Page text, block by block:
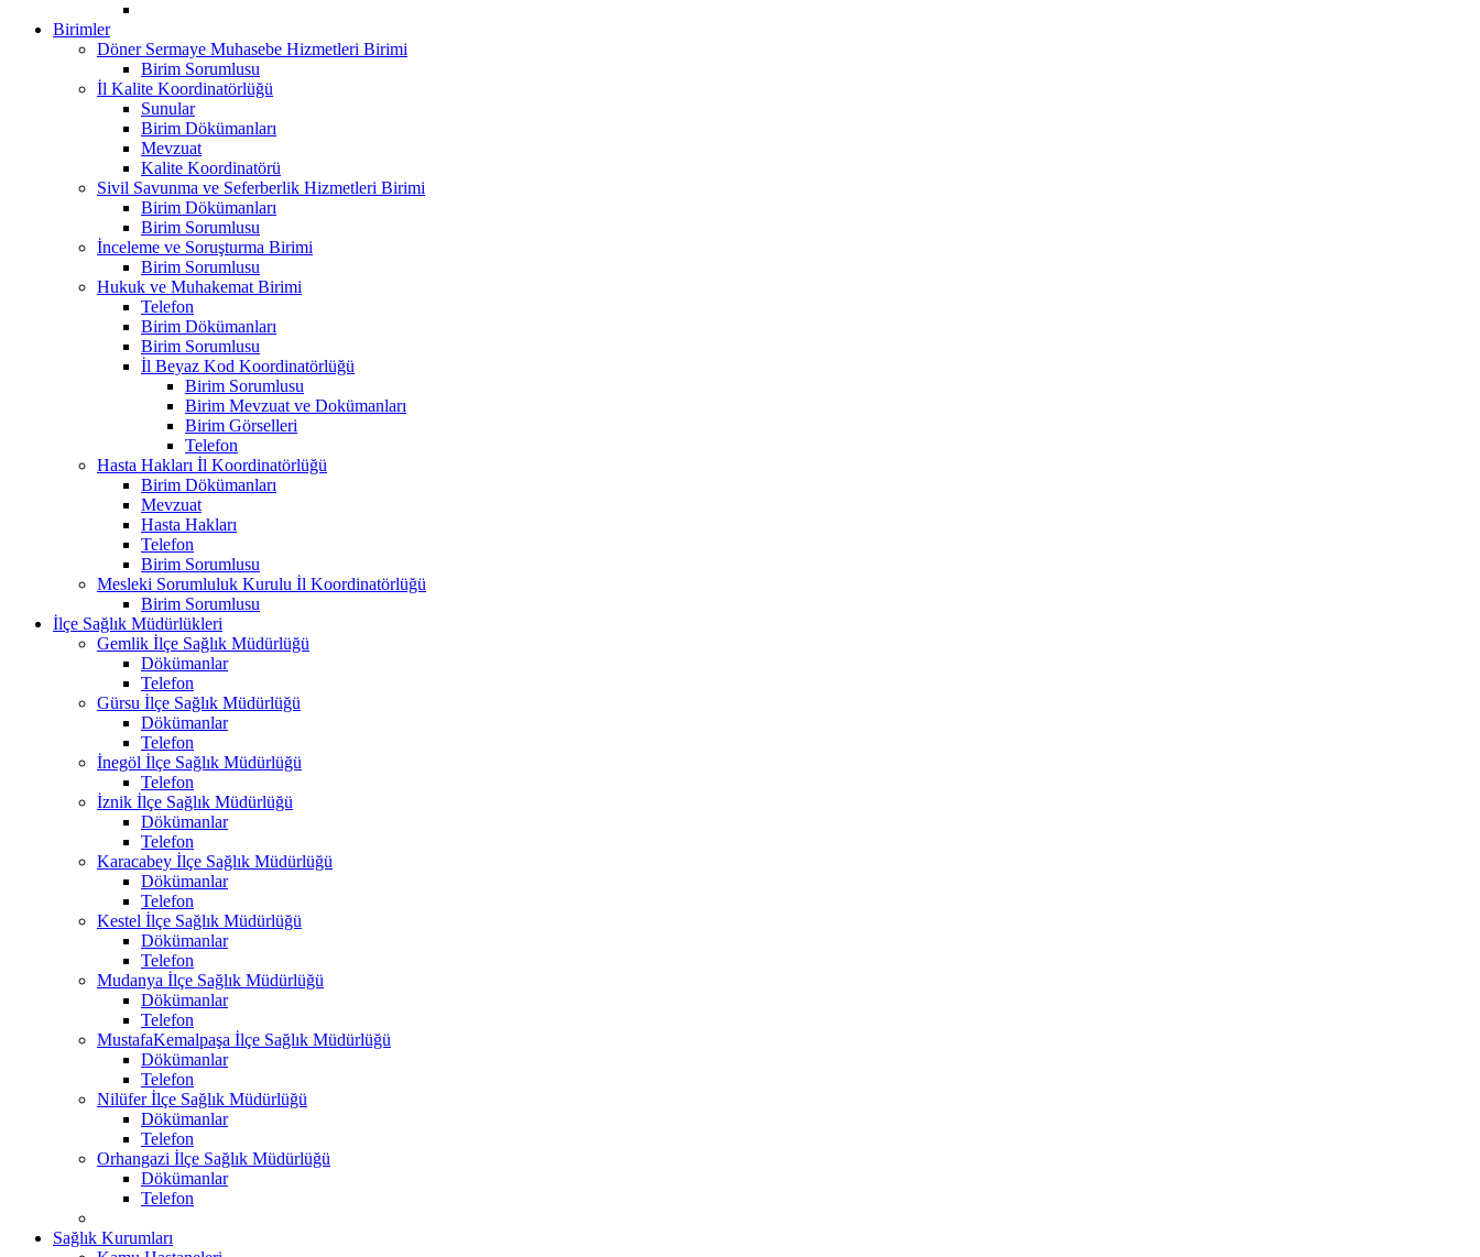
Birimler
Döner Sermaye Muhasebe Hizmetleri Birimi
Birim Sorumlusu
İl Kalite Koordinatörlüğü
Sunular
Birim Dökümanları
Mevzuat
Kalite Koordinatörü
Sivil Savunma ve Seferberlik Hizmetleri Birimi
Birim Dökümanları
Birim Sorumlusu
İnceleme ve Soruşturma Birimi
Birim Sorumlusu
Hukuk ve Muhakemat Birimi
Telefon
Birim Dökümanları
Birim Sorumlusu
İl Beyaz Kod Koordinatörlüğü
Birim Sorumlusu
Birim Mevzuat ve Dokümanları
Birim Görselleri
Telefon
Hasta Hakları İl Koordinatörlüğü
Birim Dökümanları
Mevzuat
Hasta Hakları
Telefon
Birim Sorumlusu
Mesleki Sorumluluk Kurulu İl Koordinatörlüğü
Birim Sorumlusu
İlçe Sağlık Müdürlükleri
Gemlik İlçe Sağlık Müdürlüğü
Dökümanlar
Telefon
Gürsu İlçe Sağlık Müdürlüğü
Dökümanlar
Telefon
İnegöl İlçe Sağlık Müdürlüğü
Telefon
İznik İlçe Sağlık Müdürlüğü
Dökümanlar
Telefon
Karacabey İlçe Sağlık Müdürlüğü
Dökümanlar
Telefon
Kestel İlçe Sağlık Müdürlüğü
Dökümanlar
Telefon
Mudanya İlçe Sağlık Müdürlüğü
Dökümanlar
Telefon
MustafaKemalpaşa İlçe Sağlık Müdürlüğü
Dökümanlar
Telefon
Nilüfer İlçe Sağlık Müdürlüğü
Dökümanlar
Telefon
Orhangazi İlçe Sağlık Müdürlüğü
Dökümanlar
Telefon
Sağlık Kurumları